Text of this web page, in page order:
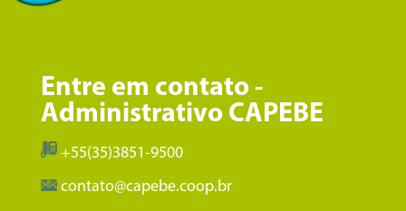
Entre em contato -
Administrativo CAPEBE
+55(35)3851-9500
contato@capebe.coop.br